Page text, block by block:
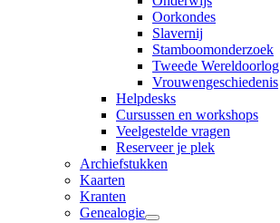
Oorkondes
Slavernij
Stamboomonderzoek
Tweede Wereldoorlog
Vrouwengeschiedenis
Helpdesks
Cursussen en workshops
Veelgestelde vragen
Reserveer je plek
Archiefstukken
Kaarten
Kranten
Genealogie